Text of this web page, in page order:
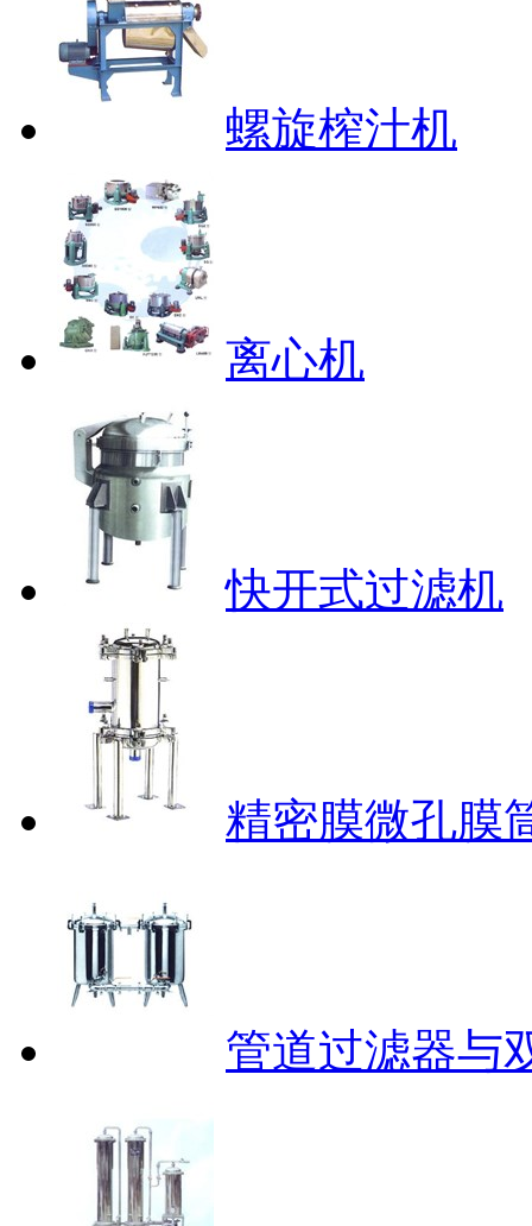
螺旋榨汁机
离心机
快开式过滤机
精密膜微孔膜
管道过滤器与